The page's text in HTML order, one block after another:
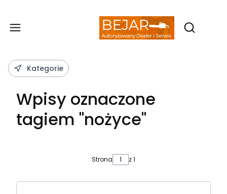
Otwórz
Kategorie
Wpisy oznaczone
tagiem "nożyce"
Strona z 1